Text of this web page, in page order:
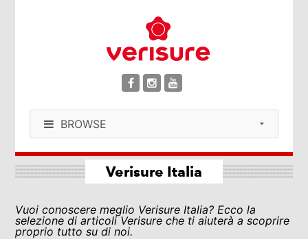
BROWSE
Verisure Italia
Vuoi conoscere meglio Verisure Italia? Ecco la
selezione di articoli Verisure che ti aiuterà a scoprire
proprio tutto su di noi.